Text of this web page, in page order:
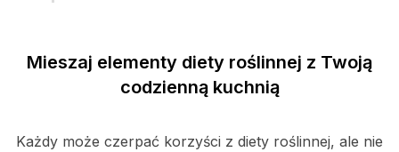
Mieszaj elementy diety roślinnej z Twoją
codzienną kuchnią
Każdy może czerpać korzyści z diety roślinnej, ale nie